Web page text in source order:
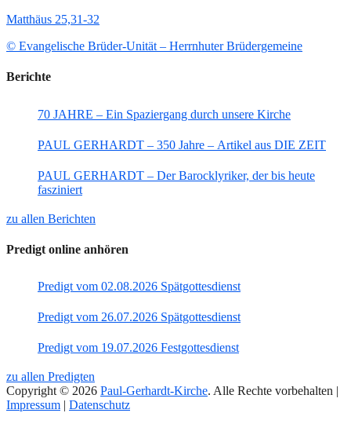
Matthäus 25,31-32
© Evangelische Brüder-Unität – Herrnhuter Brüdergemeine
Berichte
70 JAHRE – Ein Spaziergang durch unsere Kirche
PAUL GERHARDT – 350 Jahre – Artikel aus DIE ZEIT
PAUL GERHARDT – Der Barocklyriker, der bis heute
fasziniert
zu allen Berichten
Predigt online anhören
Predigt vom 02.08.2026 Spätgottesdienst
Predigt vom 26.07.2026 Spätgottesdienst
Predigt vom 19.07.2026 Festgottesdienst
zu allen Predigten
Copyright © 2026 Paul-Gerhardt-Kirche. Alle Rechte vorbehalten |
Impressum | Datenschutz